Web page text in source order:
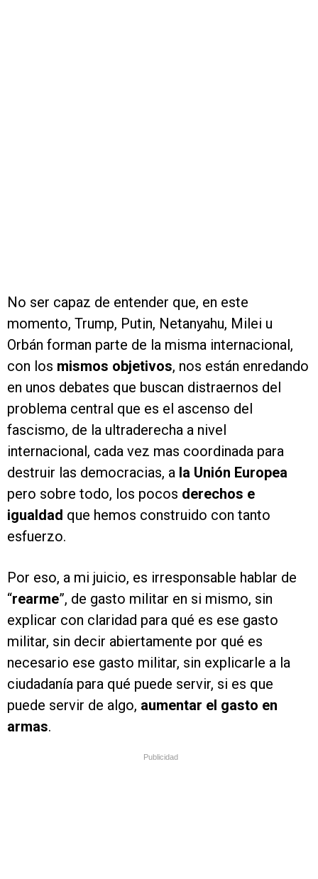
No ser capaz de entender que, en este
momento, Trump, Putin, Netanyahu, Milei u
Orbán forman parte de la misma internacional,
con los mismos objetivos, nos están enredando
en unos debates que buscan distraernos del
problema central que es el ascenso del
fascismo, de la ultraderecha a nivel
internacional, cada vez mas coordinada para
destruir las democracias, a la Unión Europea
pero sobre todo, los pocos derechos e
igualdad que hemos construido con tanto
esfuerzo.
Por eso, a mi juicio, es irresponsable hablar de
“rearme”, de gasto militar en si mismo, sin
explicar con claridad para qué es ese gasto
militar, sin decir abiertamente por qué es
necesario ese gasto militar, sin explicarle a la
ciudadanía para qué puede servir, si es que
puede servir de algo, aumentar el gasto en
armas.
Publicidad